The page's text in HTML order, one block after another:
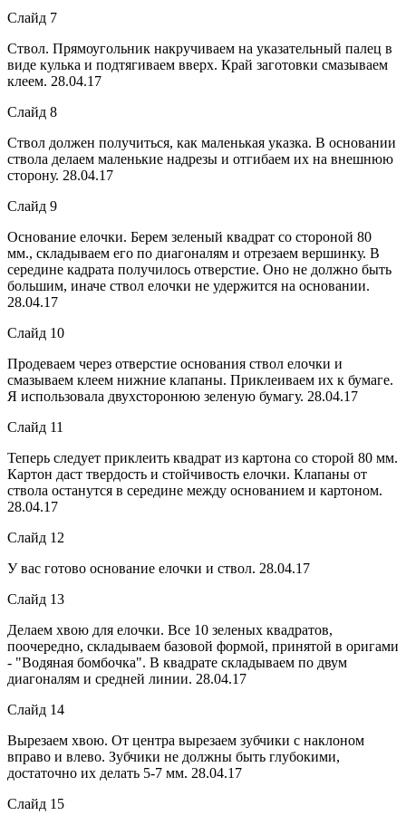
Слайд 7
Ствол. Прямоугольник накручиваем на указательный палец в
виде кулька и подтягиваем вверх. Край заготовки смазываем
клеем. 28.04.17
Слайд 8
Ствол должен получиться, как маленькая указка. В основании
ствола делаем маленькие надрезы и отгибаем их на внешнюю
сторону. 28.04.17
Слайд 9
Основание елочки. Берем зеленый квадрат со стороной 80
мм., складываем его по диагоналям и отрезаем вершинку. В
середине кадрата получилось отверстие. Оно не должно быть
большим, иначе ствол елочки не удержится на основании.
28.04.17
Слайд 10
Продеваем через отверстие основания ствол елочки и
смазываем клеем нижние клапаны. Приклеиваем их к бумаге.
Я использовала двухсторонюю зеленую бумагу. 28.04.17
Слайд 11
Теперь следует приклеить квадрат из картона со сторой 80 мм.
Картон даст твердость и стойчивость елочки. Клапаны от
ствола останутся в середине между основанием и картоном.
28.04.17
Слайд 12
У вас готово основание елочки и ствол. 28.04.17
Слайд 13
Делаем хвою для елочки. Все 10 зеленых квадратов,
поочередно, складываем базовой формой, принятой в оригами
- "Водяная бомбочка". В квадрате складываем по двум
диагоналям и средней линии. 28.04.17
Слайд 14
Вырезаем хвою. От центра вырезаем зубчики с наклоном
вправо и влево. Зубчики не должны быть глубокими,
достаточно их делать 5-7 мм. 28.04.17
Слайд 15